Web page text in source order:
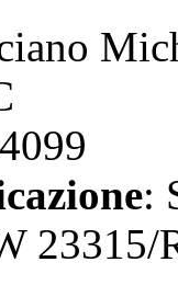
:
23315/